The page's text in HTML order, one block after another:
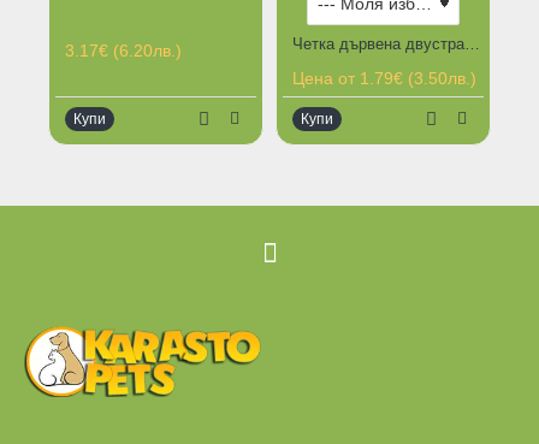
3.17€ (6.20лв.)
Купи
Четка дървена двустранна овал за кучета и котки
Цена от 1.79€ (3.50лв.)
Купи